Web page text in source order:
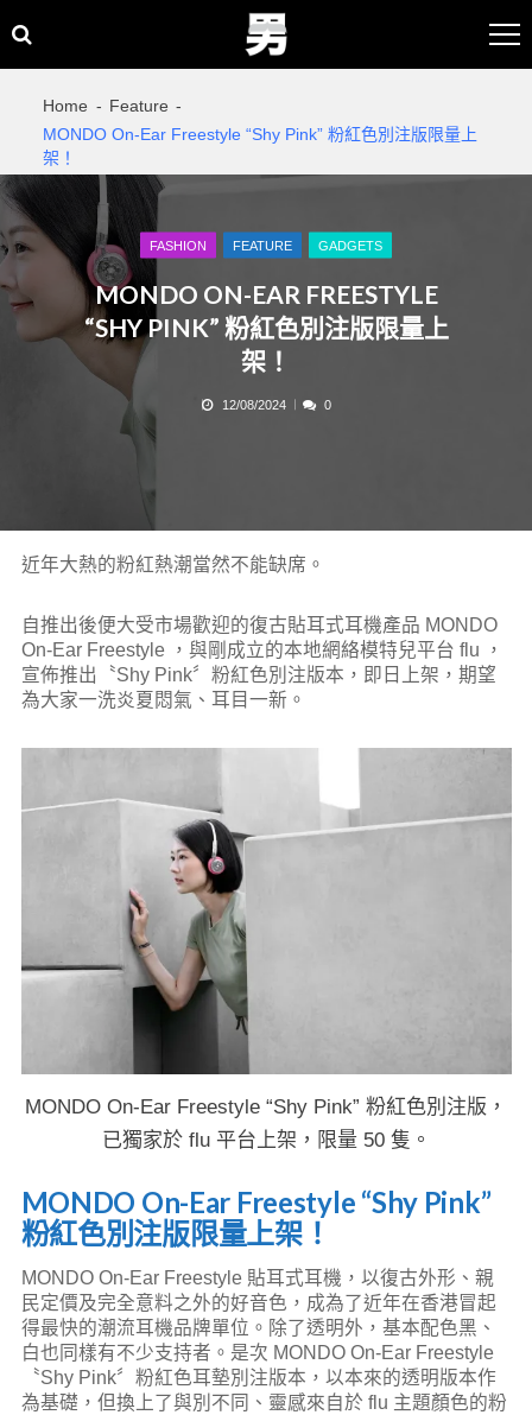
to
to
Home
Feature
MONDO On-Ear Freestyle “Shy Pink” 粉紅色別注版限量上
架！
FASHION FEATURE GADGETS
MONDO ON-EAR FREESTYLE
“SHY PINK” 粉紅色別注版限量上
架！
12/08/2024 0
近年大熱的粉紅熱潮當然不能缺席。
自推出後便大受市場歡迎的復古貼耳式耳機產品 MONDO
On-Ear Freestyle ，與剛成立的本地網絡模特兒平台 flu ，
宣佈推出〝Shy Pink〞粉紅色別注版本，即日上架，期望
為大家一洗炎夏悶氣、耳目一新。
MONDO On-Ear Freestyle “Shy Pink” 粉紅色別注版，
已獨家於 flu 平台上架，限量 50 隻。
MONDO On-Ear Freestyle “Shy Pink”
粉紅色別注版限量上架！
MONDO On-Ear Freestyle 貼耳式耳機，以復古外形、親
民定價及完全意料之外的好音色，成為了近年在香港冒起
得最快的潮流耳機品牌單位。除了透明外，基本配色黑、
白也同樣有不少支持者。是次 MONDO On-Ear Freestyle
〝Shy Pink〞粉紅色耳墊別注版本，以本來的透明版本作
為基礎，但換上了與別不同、靈感來自於 flu 主題顏色的粉